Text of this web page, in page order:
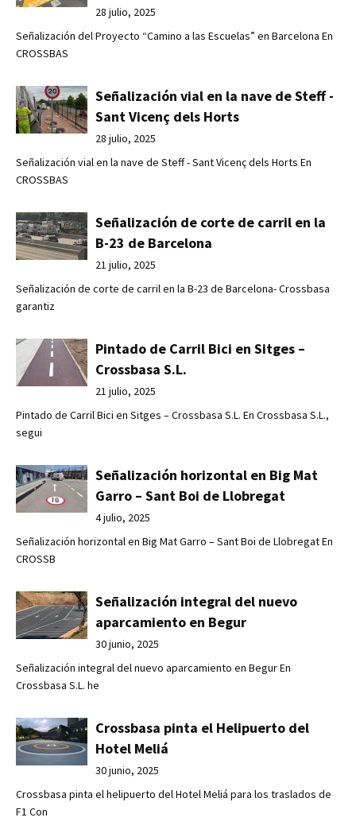
28 julio, 2025
Señalización del Proyecto “Camino a las Escuelas” en Barcelona En
CROSSBAS
Señalización vial en la nave de Steff -
Sant Vicenç dels Horts
28 julio, 2025
Señalización vial en la nave de Steff - Sant Vicenç dels Horts En
CROSSBAS
Señalización de corte de carril en la
B-23 de Barcelona
21 julio, 2025
Señalización de corte de carril en la B-23 de Barcelona- Crossbasa
garantiz
Pintado de Carril Bici en Sitges –
Crossbasa S.L.
21 julio, 2025
Pintado de Carril Bici en Sitges – Crossbasa S.L. En Crossbasa S.L.,
segui
Señalización horizontal en Big Mat
Garro – Sant Boi de Llobregat
4 julio, 2025
Señalización horizontal en Big Mat Garro – Sant Boi de Llobregat En
CROSSB
Señalización integral del nuevo
aparcamiento en Begur
30 junio, 2025
Señalización integral del nuevo aparcamiento en Begur En
Crossbasa S.L. he
Crossbasa pinta el Helipuerto del
Hotel Meliá
30 junio, 2025
Crossbasa pinta el helipuerto del Hotel Meliá para los traslados de
F1 Con